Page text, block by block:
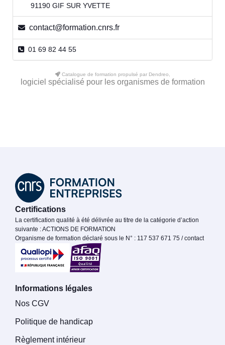
91190 GIF SUR YVETTE
contact@formation.cnrs.fr
01 69 82 44 55
Catalogue de formation propulsé par Dendreo,
logiciel spécialisé pour les organismes de formation
Certifications
La certification qualité à été délivrée au titre de la catégorie d’action
suivante : ACTIONS DE FORMATION
Organisme de formation déclaré sous le N° : 117 537 671 75 / contact
Informations légales
Nos CGV
Politique de handicap
Règlement intérieur